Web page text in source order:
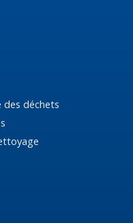
des déchets